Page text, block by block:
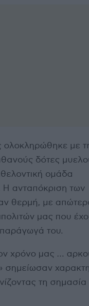
με
δότες
ομάδα
ανταπόκριση των
θερμή, με
μας που
του.
χρόνο μας …
τη σημασία